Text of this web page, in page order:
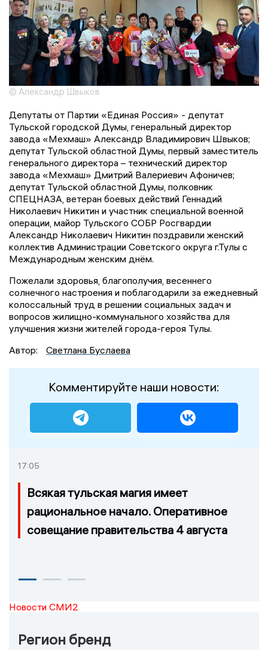
© Александр Швыков
Депутаты от Партии «Единая Россия» - депутат
Тульской городской Думы, генеральный директор
завода «Мехмаш» Александр Владимирович Швыков;
депутат Тульской областной Думы, первый заместитель
генерального директора – технический директор
завода «Мехмаш» Дмитрий Валериевич Афоничев;
депутат Тульской областной Думы, полковник
СПЕЦНАЗА, ветеран боевых действий Геннадий
Николаевич Никитин и участник специальной военной
операции, майор Тульского СОБР Росгвардии
Александр Николаевич Никитин поздравили женский
коллектив Администрации Советского округа г.Тулы с
Международным женским днём.
Пожелали здоровья, благополучия, весеннего
солнечного настроения и поблагодарили за ежедневный
колоссальный труд в решении социальных задач и
вопросов жилищно-коммунального хозяйства для
улучшения жизни жителей города-героя Тулы.
Автор:
Светлана Буслаева
Комментируйте наши новости:
17:05
Всякая тульская магия имеет
рациональное начало. Оперативное
совещание правительства 4 августа
Новости СМИ2
Регион бренд